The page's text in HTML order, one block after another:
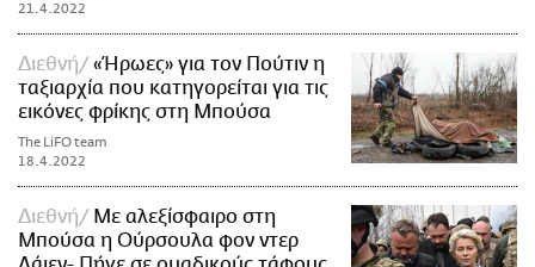
21.4.2022
Διεθνή
«Ήρωες» για τον Πούτιν η
ταξιαρχία που κατηγορείται για τις
εικόνες φρίκης στη Μπούσα
The LiFO team
18.4.2022
Διεθνή
Με αλεξίσφαιρο στη
Μπούσα η Ούρσουλα φον ντερ